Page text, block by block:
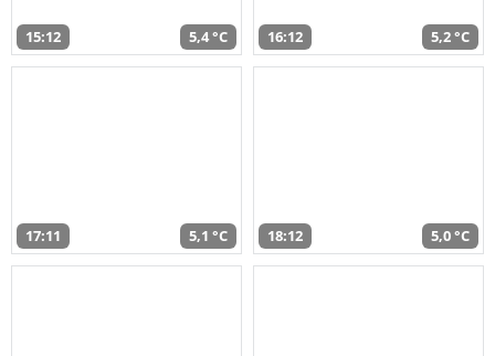
15:12 5,4 °C 16:12 5,2 °C
17:11 5,1 °C 18:12 5,0 °C